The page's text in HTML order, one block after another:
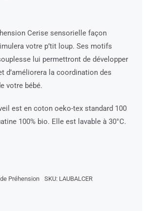
Cerise sensorielle façon
votre p’tit loup. Ses motifs
lui permettront de développer
d’améliorera la coordination des
votre bébé.
est en coton oeko-tex standard 100
100% bio. Elle est lavable à 30°C.
Préhension SKU: LAUBALCER